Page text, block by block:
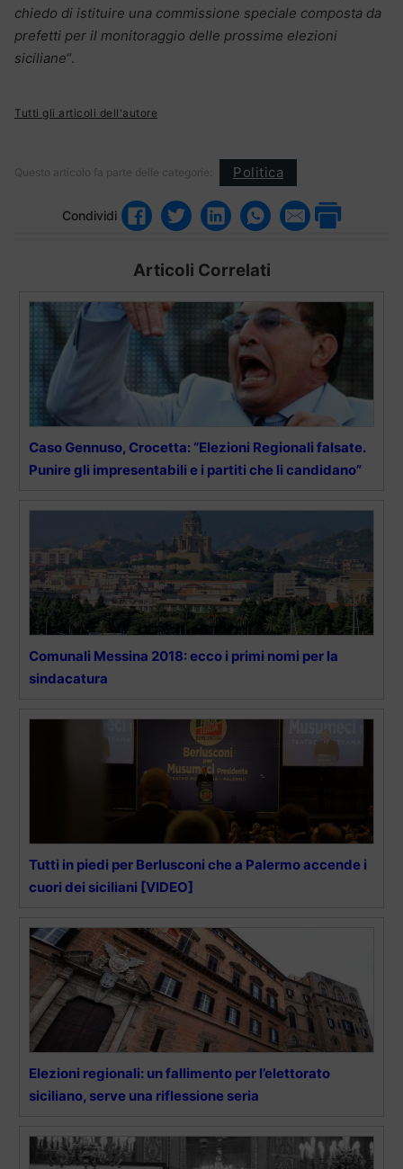
chiedo di istituire una commissione speciale composta da
prefetti per il monitoraggio delle prossime elezioni
siciliane“.
Tutti gli articoli dell'autore
Questo articolo fa parte delle categorie: Politica
Condividi
Articoli Correlati
Caso Gennuso, Crocetta: “Elezioni Regionali falsate.
Punire gli impresentabili e i partiti che li candidano”
Comunali Messina 2018: ecco i primi nomi per la
sindacatura
Tutti in piedi per Berlusconi che a Palermo accende i
cuori dei siciliani [VIDEO]
Elezioni regionali: un fallimento per l’elettorato
siciliano, serve una riflessione seria